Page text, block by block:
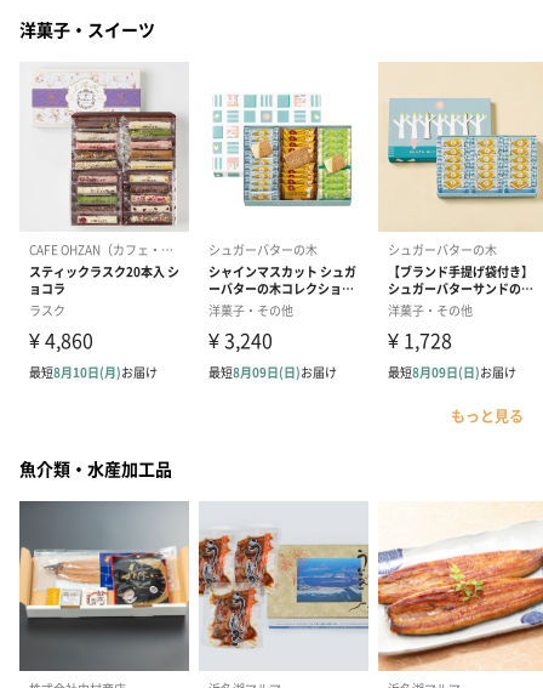
洋菓子・スイーツ
もっと見る
魚介類・水産加工品